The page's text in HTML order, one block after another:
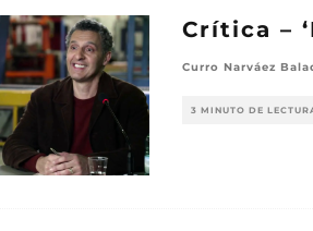
Crítica –
Curro Narváez
3 MINUTO DE